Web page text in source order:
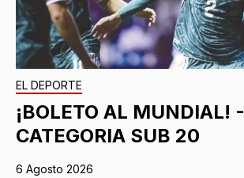
EL DEPORTE
¡BOLETO AL MUNDIAL! -
CATEGORIA SUB 20
6 Agosto 2026